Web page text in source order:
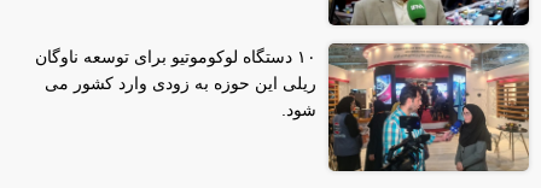
۱۰ دستگاه لوکوموتیو برای توسعه ناوگان
ریلی این حوزه به زودی وارد کشور می
شود.